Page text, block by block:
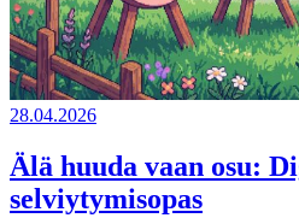
28.04.2026
Älä huuda vaan osu:
selviytymisopas